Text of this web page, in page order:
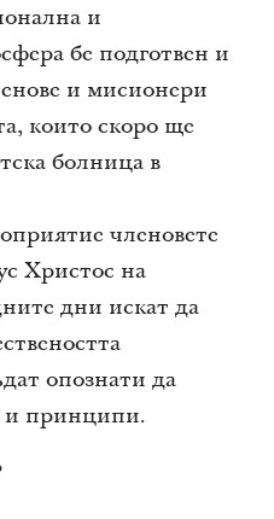
и
бе подготвен и
и мисионери
които скоро ще
болница в
членовете
Христос на
дни искат да
опознати да
и принципи.